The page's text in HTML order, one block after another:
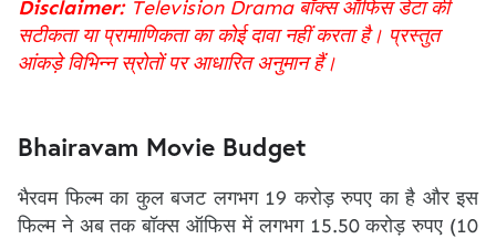
Disclaimer:Television Drama बॉक्स ऑफिस डेटा की
सटीकता या प्रामाणिकता का कोई दावा नहीं करता है। प्रस्तुत
आंकड़े विभिन्न स्रोतों पर आधारित अनुमान हैं।
Bhairavam Movie Budget
भैरवम फिल्म का कुल बजट लगभग 19 करोड़ रुपए का है और इस
फिल्म ने अब तक बॉक्स ऑफिस में लगभग 15.50 करोड़ रुपए (10